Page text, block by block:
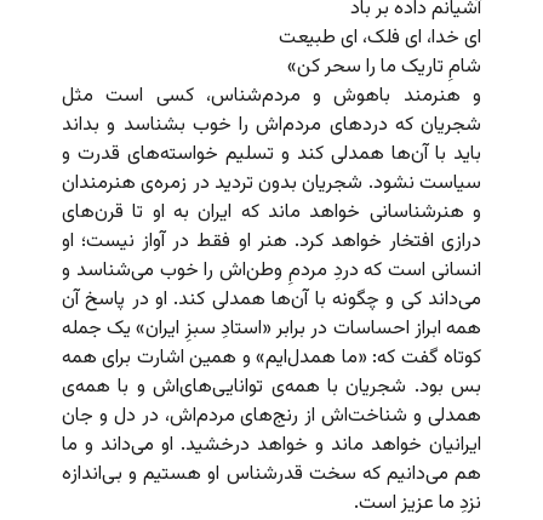
آشیانم‌ داده بر باد
ای خدا، ای فلک، ای طبیعت
شامِ تاریک ما را سحر کن»
و هنرمند باهوش و مردم‌شناس، کسی است مثل
شجریان که دردهای مردم‌اش را خوب بشناسد و بداند
باید با آن‌ها همدلی کند و تسلیم خواسته‌های قدرت و
سیاست نشود. شجریان بدون تردید در زمره‌ی هنرمندان
و هنرشناسانی خواهد ماند که ایران به او تا قرن‌های
درازی افتخار خواهد کرد. هنر او فقط در آواز نیست؛ او
انسانی است که دردِ مردمِ وطن‌اش را خوب می‌شناسد و
می‌داند کی و چگونه با آن‌ها همدلی کند. او در پاسخ آن
همه ابراز احساسات در برابر «استادِ سبزِ ایران» یک جمله
کوتاه گفت که: «ما همد‌ل‌ایم» و همین اشارت برای همه
بس بود. شجریان با همه‌ی توانایی‌های‌اش و با همه‌ی
همدلی و شناخت‌اش از رنج‌های مردم‌اش، در دل و جان
ایرانیان خواهد ماند و خواهد درخشید. او می‌داند و ما
هم می‌دانیم که سخت قدرشناس او هستیم و بی‌اندازه
نزدِ ما عزیز است.